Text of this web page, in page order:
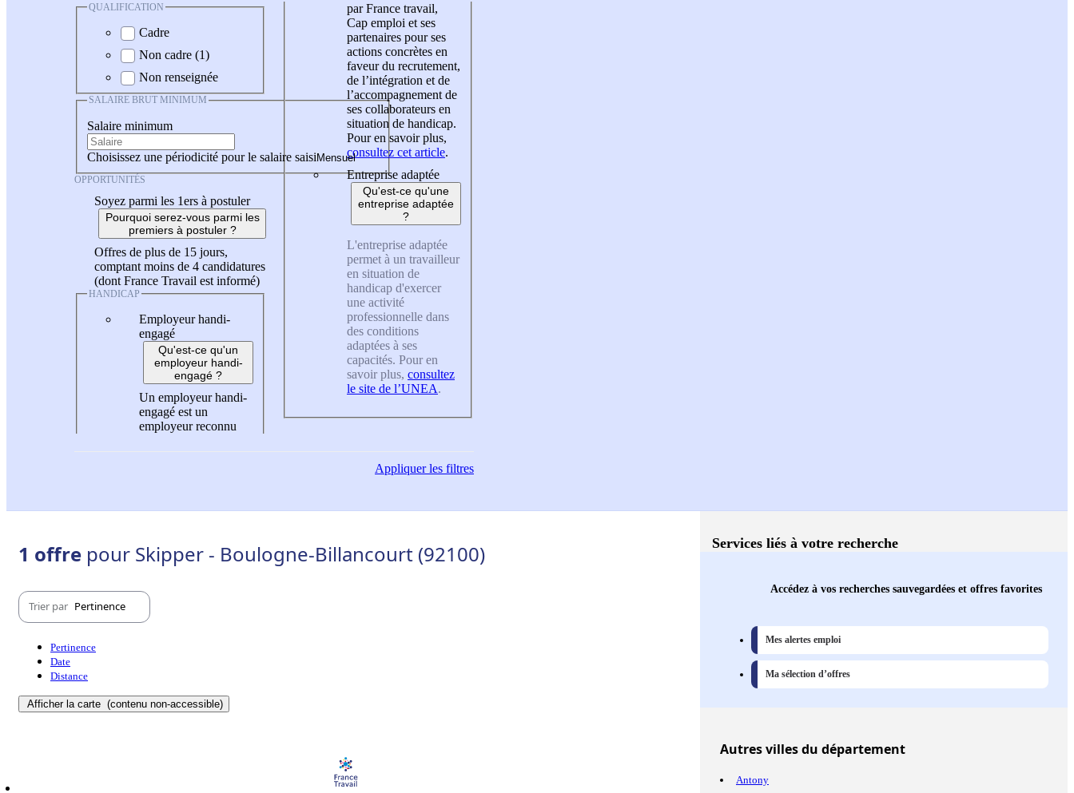
QUALIFICATION
Cadre
Non cadre (1)
Non renseignée
SALAIRE BRUT MINIMUM
Salaire minimum
Choisissez une périodicité pour le salaire saisi
OPPORTUNITÉS
Soyez parmi les 1ers à postuler
Pourquoi serez-vous parmi les
premiers à postuler ?
Offres de plus de 15 jours,
comptant moins de 4 candidatures
(dont France Travail est informé)
HANDICAP
Employeur handi-
engagé
Qu'est-ce qu'un
employeur handi-
engagé ?
Un employeur handi-
engagé est un
employeur reconnu
par France travail,
Cap emploi et ses
partenaires pour ses
actions concrètes en
faveur du recrutement,
de l’intégration et de
l’accompagnement de
ses collaborateurs en
situation de handicap.
Pour en savoir plus,
consultez cet article.
Entreprise adaptée
Qu'est-ce qu'une
entreprise adaptée
?
L'entreprise adaptée
permet à un travailleur
en situation de
handicap d'exercer
une activité
professionnelle dans
des conditions
adaptées à ses
capacités. Pour en
savoir plus, consultez
le site de l’UNEA.
Appliquerles filtres
1 offre pour Skipper - Boulogne-Billancourt (92100)
Trier par Pertinence
Pertinence
Date
Distance
Afficher la carte (contenu non-accessible)
Services liés à votre recherche
Accédez à vos recherches sauvegardées et offres favorites
Mes alertes emploi
Ma sélection d’offres
Autresvillesdu département
Antony